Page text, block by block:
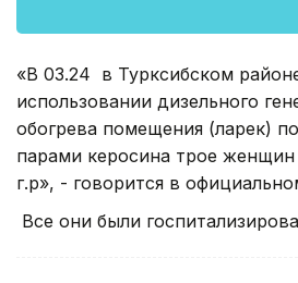
«В 03.24 в Турксибском
использовании дизельного
обогрева помещения (ларек)
парами керосина трое женщин
г.р», - говорится в
Все они были